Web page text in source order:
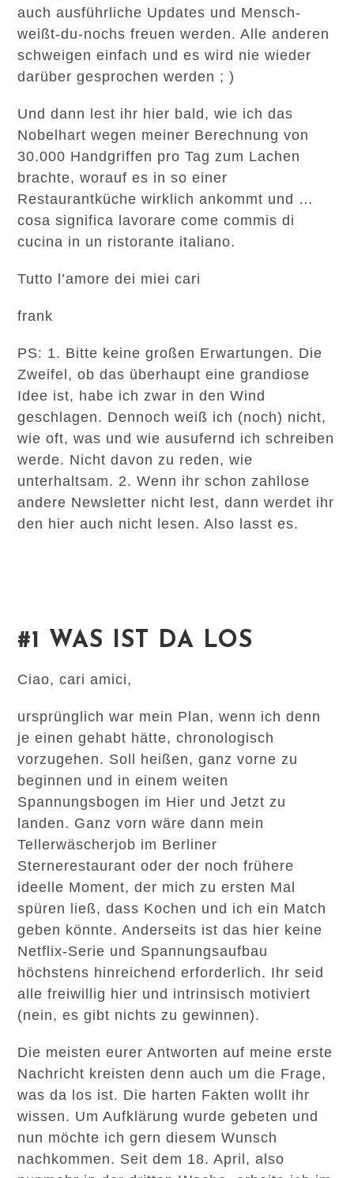
auch ausführliche Updates und Mensch-
weißt-du-nochs freuen werden. Alle anderen
schweigen einfach und es wird nie wieder
darüber gesprochen werden ; )
Und dann lest ihr hier bald, wie ich das
Nobelhart wegen meiner Berechnung von
30.000 Handgriffen pro Tag zum Lachen
brachte, worauf es in so einer
Restaurantküche wirklich ankommt und …
cosa significa lavorare come commis di
cucina in un ristorante italiano.
Tutto l’amore dei miei cari
frank
PS: 1. Bitte keine großen Erwartungen. Die
Zweifel, ob das überhaupt eine grandiose
Idee ist, habe ich zwar in den Wind
geschlagen. Dennoch weiß ich (noch) nicht,
wie oft, was und wie ausufernd ich schreiben
werde. Nicht davon zu reden, wie
unterhaltsam. 2. Wenn ihr schon zahllose
andere Newsletter nicht lest, dann werdet ihr
den hier auch nicht lesen. Also lasst es.
#1 WAS IST DA LOS
Ciao, cari amici,
ursprünglich war mein Plan, wenn ich denn
je einen gehabt hätte, chronologisch
vorzugehen. Soll heißen, ganz vorne zu
beginnen und in einem weiten
Spannungsbogen im Hier und Jetzt zu
landen. Ganz vorn wäre dann mein
Tellerwäscherjob im Berliner
Sternerestaurant oder der noch frühere
ideelle Moment, der mich zu ersten Mal
spüren ließ, dass Kochen und ich ein Match
geben könnte. Anderseits ist das hier keine
Netflix-Serie und Spannungsaufbau
höchstens hinreichend erforderlich. Ihr seid
alle freiwillig hier und intrinsisch motiviert
(nein, es gibt nichts zu gewinnen).
Die meisten eurer Antworten auf meine erste
Nachricht kreisten denn auch um die Frage,
was da los ist. Die harten Fakten wollt ihr
wissen. Um Aufklärung wurde gebeten und
nun möchte ich gern diesem Wunsch
nachkommen. Seit dem 18. April, also